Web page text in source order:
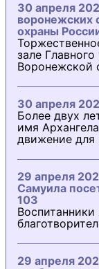
30 апреля
воронежских
охраны
зале
Воронежской
30 апреля
Более двух
имя
движение
29 апреля
Самуила
103
29 апреля